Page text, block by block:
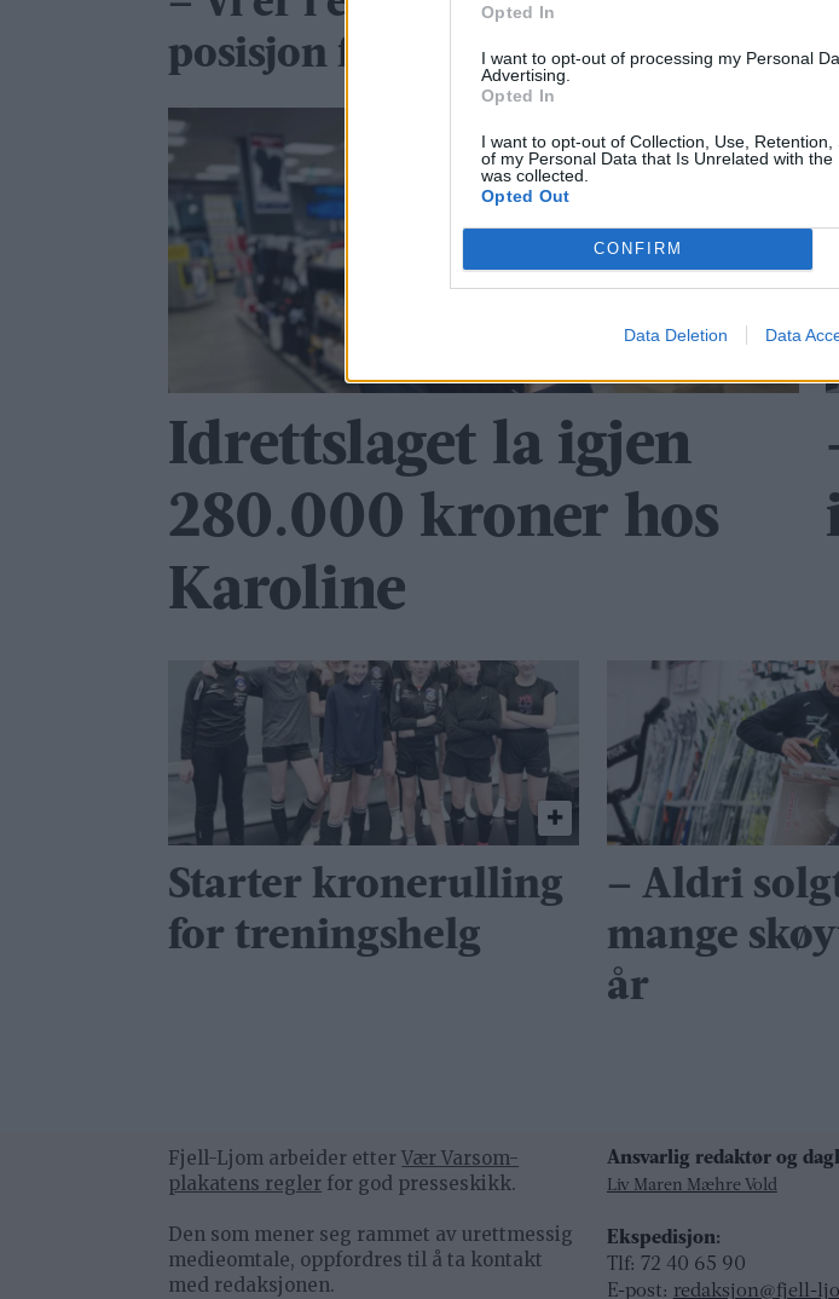
Opted In
I want to opt-out of processing my Personal
Advertising.
Opted In
I want to opt-out of Collection, Use,
of my Personal Data that Is Unrelated with
was collected.
Opted Out
CONFIRM
Data Deletion Data
posisjon for høsten
overtid
Idrettslaget la igjen
280.000 kroner hos
Karoline
Starter kronerulling
for treningshelg
– Aldri
mange
år
Fjell-Ljom arbeider etterVær Varsom-
plakatens regler for god presseskikk.
Den som mener seg rammet av urettmessig
medieomtale, oppfordres til å ta kontakt
med redaksjonen.
Ansvarlig redaktør og
Liv Maren Mæhre Vold
Ekspedisjon:
Tlf: 72 40 65 90
E-post: redaksjon@fjell-